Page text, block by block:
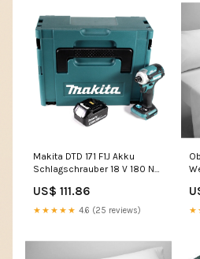
Makita DTD 171 F1J Akku
Schlagschrauber 18 V 180 Nm
Ah + Makpac - ohne
Ladegerät W - rebook
US$ 111.86
★★★★★ 4.6 (25 reviews)